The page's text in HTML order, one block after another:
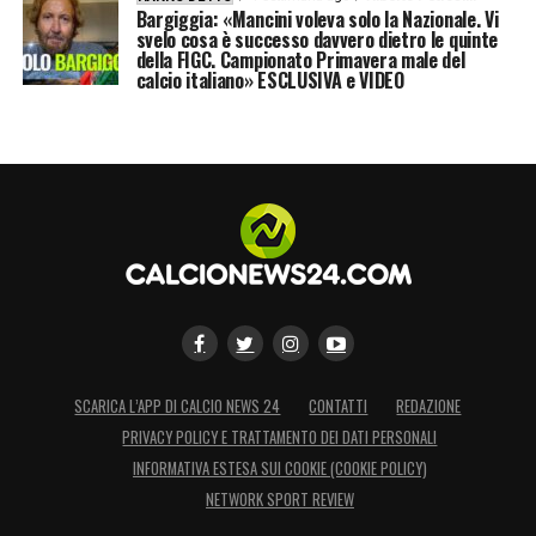
Bargiggia: «Mancini voleva solo la Nazionale. Vi
svelo cosa è successo davvero dietro le quinte
della FIGC. Campionato Primavera male del
calcio italiano» ESCLUSIVA e VIDEO
SCARICA L’APP DI CALCIO NEWS 24 CONTATTI
REDAZIONE
PRIVACY POLICY E TRATTAMENTO DEI DATI PERSONALI
INFORMATIVA ESTESA SUI COOKIE (COOKIE POLICY)
NETWORK SPORT REVIEW